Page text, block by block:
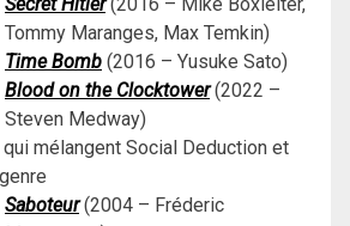
Tommy Maranges, Max Temkin)
Time Bomb (2016 – Yusuke Sato)
Blood on the Clocktower(2022 –
Steven Medway)
mélangent Social Deduction et
Saboteur (2004 – Fréderic